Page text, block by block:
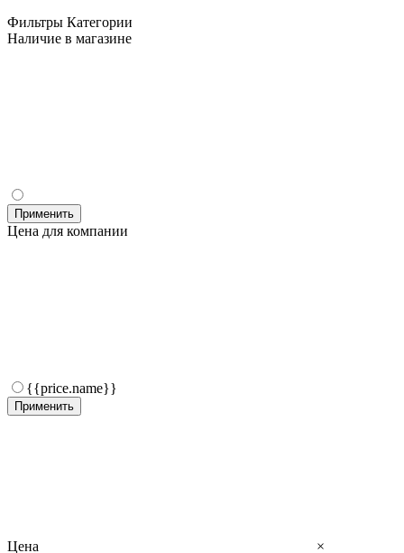
Фильтры Категории
Наличие в магазине
Применить
Цена для компании
{{price.name}}
Применить
Цена ×